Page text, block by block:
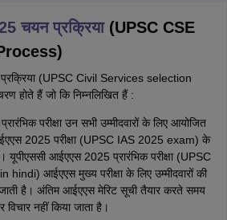
चयन प्रक्रिया(UPSC CSE
(UPSC Civil Services selection
होते हैं जो कि निम्नलिखित हैं :
परीक्षा उन सभी उम्मीदवारों के लिए आयोजित
2025 परीक्षा (UPSC IAS 2025 exam) के
आईएएस 2025 प्रारंभिक परीक्षा (UPSC
आईएएस मुख्य परीक्षा के लिए उम्मीदवारों की
है। अंतिम आईएएस मेरिट सूची तैयार करते समय
नहीं किया जाता है।